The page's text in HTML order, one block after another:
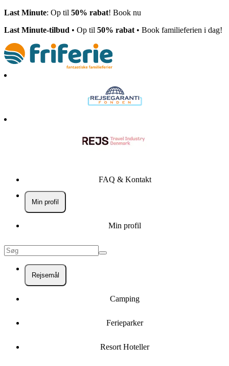
Last Minute: Op til 50% rabat! Book nu
Last Minute-tilbud • Op til 50% rabat • Book familieferien i dag!
FAQ & Kontakt
Min profil
Min profil
Rejsemål
Camping
Ferieparker
Resort Hoteller